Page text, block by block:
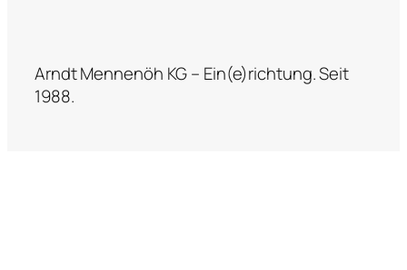
Arndt Mennenöh KG – Ein(e)richtung. Seit
1988.